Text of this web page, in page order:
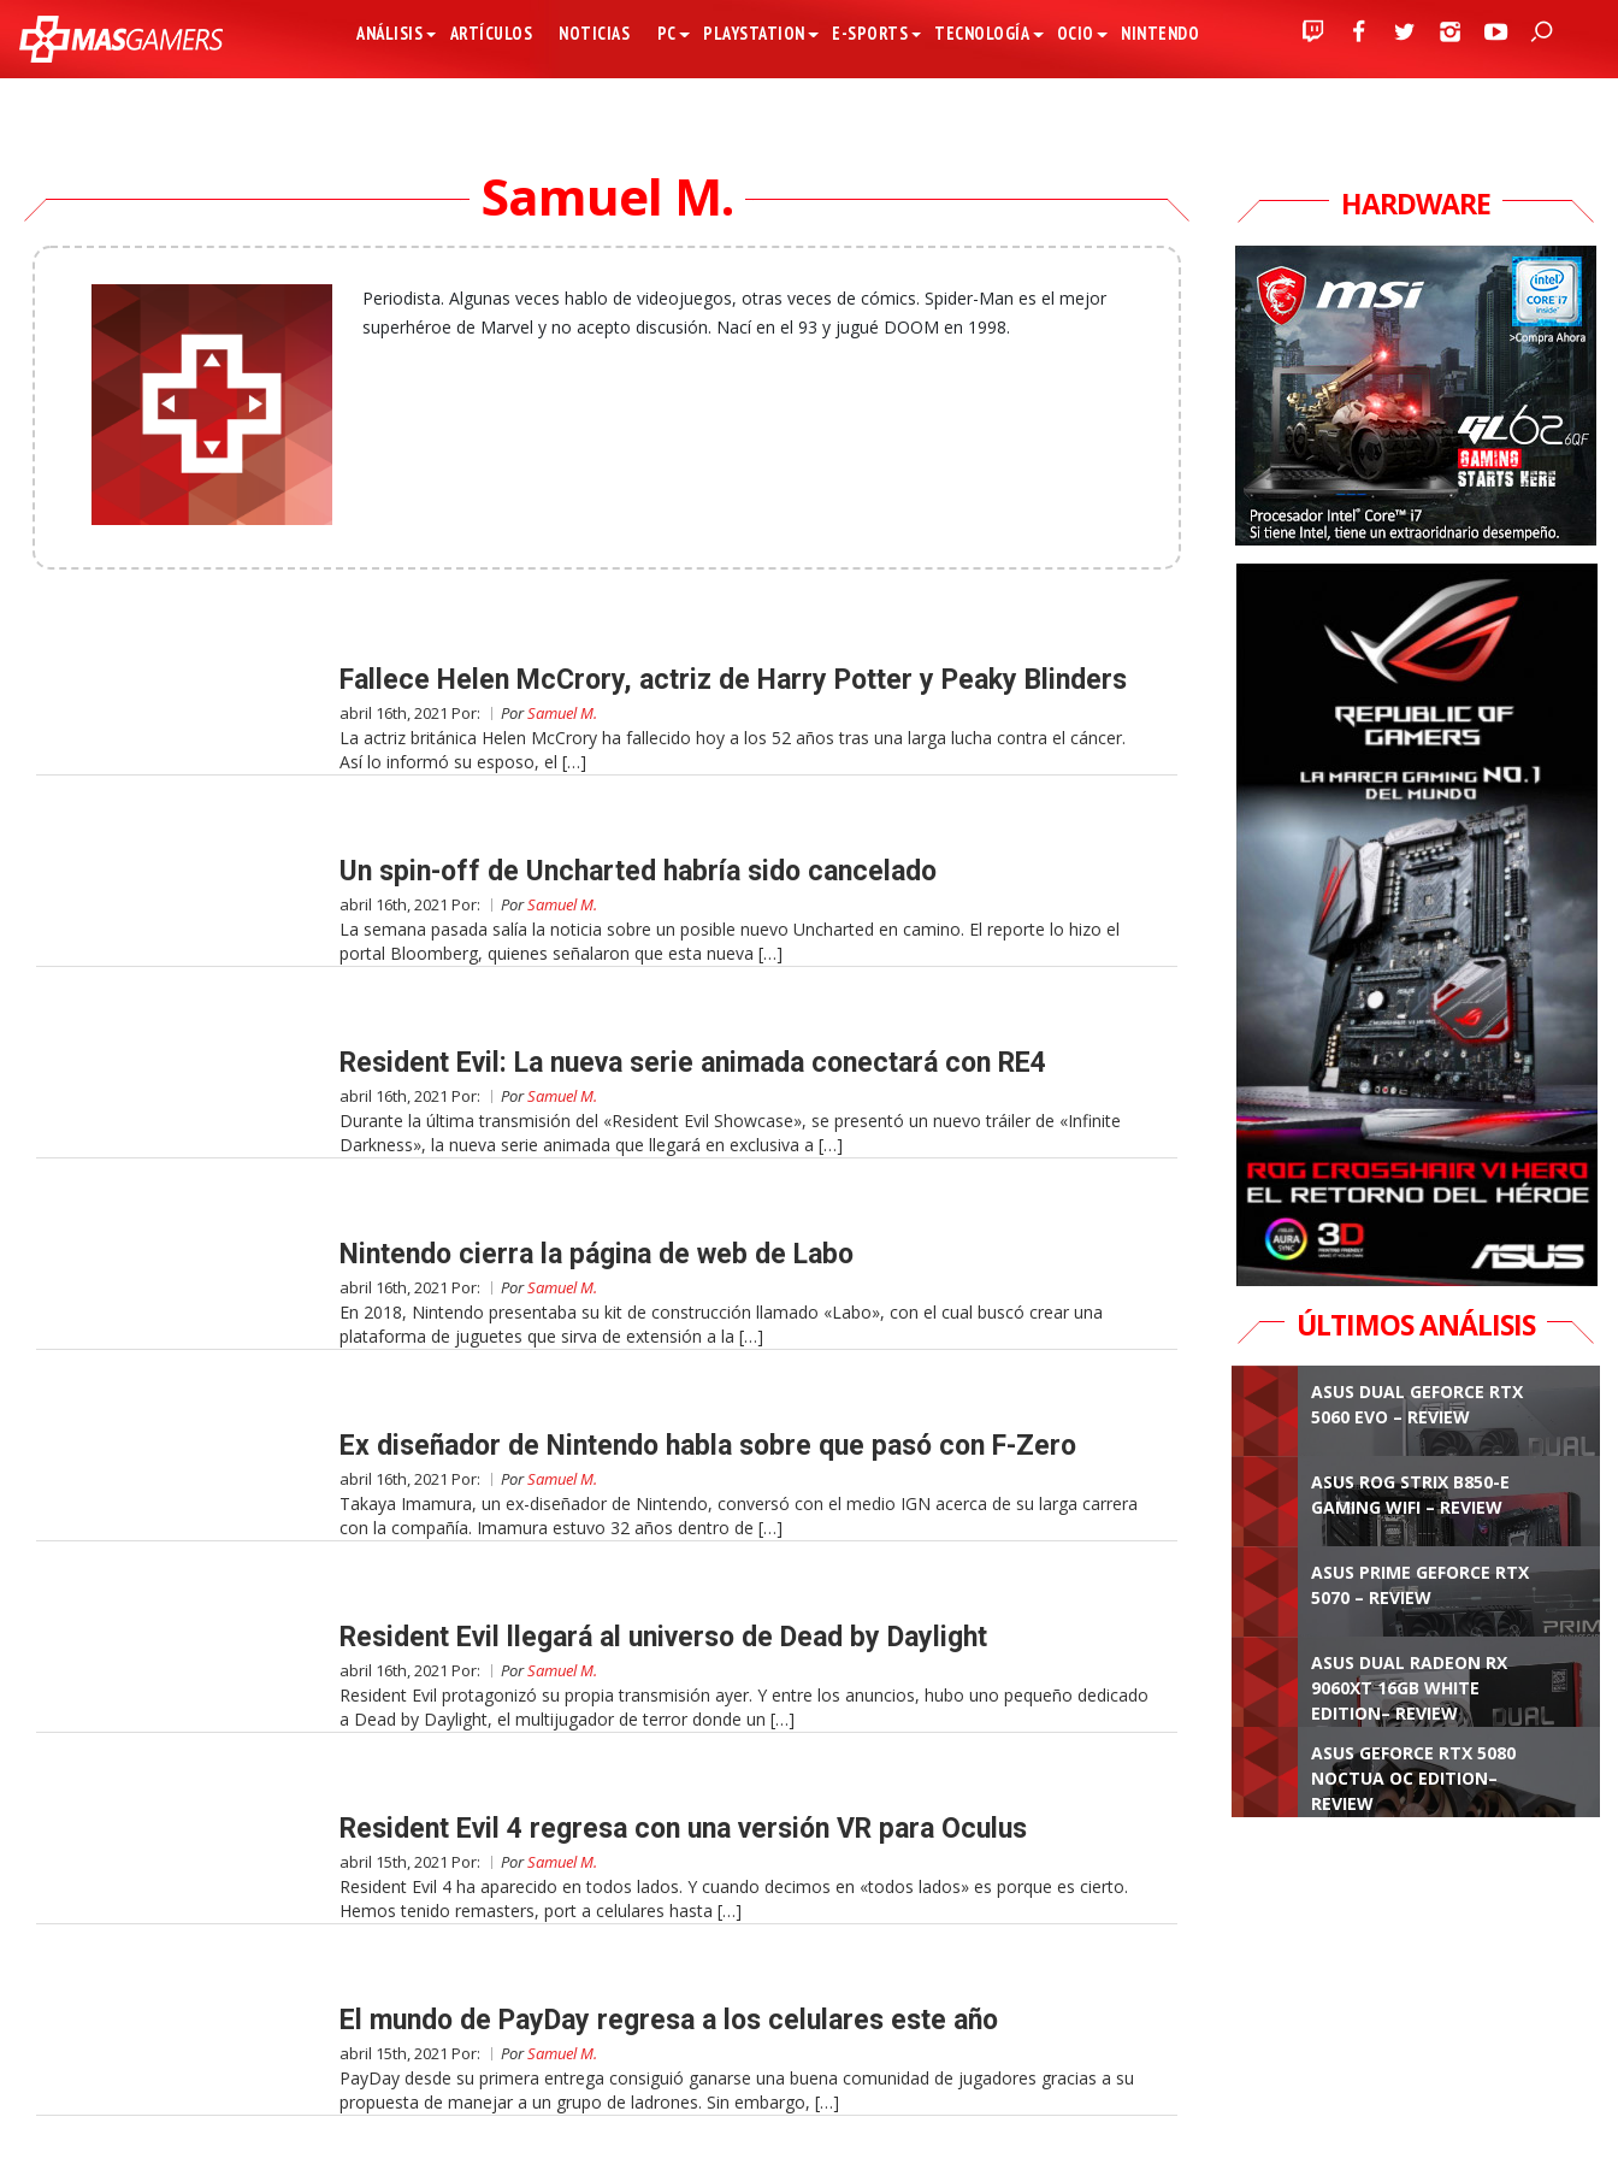
ANÁLISIS ARTÍCULOS NOTICIAS PC PLAYSTATION E-SPORTS TECNOLOGÍA OCIO NINTENDO
Samuel M.
Periodista. Algunas veces hablo de videojuegos, otras veces de cómics. Spider-Man es el mejor
superhéroe de Marvel y no acepto discusión. Nací en el 93 y jugué DOOM en 1998.
Fallece Helen McCrory, actriz de Harry Potter y Peaky Blinders
abril 16th, 2021 Por: PorSamuel M.
La actriz británica Helen McCrory ha fallecido hoy a los 52 años tras una larga lucha contra el cáncer.
Así lo informó su esposo, el […]
Un spin-off de Uncharted habría sido cancelado
abril 16th, 2021 Por: PorSamuel M.
La semana pasada salía la noticia sobre un posible nuevo Uncharted en camino. El reporte lo hizo el
portal Bloomberg, quienes señalaron que esta nueva […]
Resident Evil: La nueva serie animada conectará con RE4
abril 16th, 2021 Por: PorSamuel M.
Durante la última transmisión del «Resident Evil Showcase», se presentó un nuevo tráiler de «Infinite
Darkness», la nueva serie animada que llegará en exclusiva a […]
Nintendo cierra la página de web de Labo
abril 16th, 2021 Por: PorSamuel M.
En 2018, Nintendo presentaba su kit de construcción llamado «Labo», con el cual buscó crear una
plataforma de juguetes que sirva de extensión a la […]
Ex diseñador de Nintendo habla sobre que pasó con F-Zero
abril 16th, 2021 Por: PorSamuel M.
Takaya Imamura, un ex-diseñador de Nintendo, conversó con el medio IGN acerca de su larga carrera
con la compañía. Imamura estuvo 32 años dentro de […]
Resident Evil llegará al universo de Dead by Daylight
abril 16th, 2021 Por: PorSamuel M.
Resident Evil protagonizó su propia transmisión ayer. Y entre los anuncios, hubo uno pequeño dedicado
a Dead by Daylight, el multijugador de terror donde un […]
Resident Evil 4 regresa con una versión VR para Oculus
abril 15th, 2021 Por: PorSamuel M.
Resident Evil 4 ha aparecido en todos lados. Y cuando decimos en «todos lados» es porque es cierto.
Hemos tenido remasters, port a celulares hasta […]
El mundo de PayDay regresa a los celulares este año
abril 15th, 2021 Por: PorSamuel M.
PayDay desde su primera entrega consiguió ganarse una buena comunidad de jugadores gracias a su
propuesta de manejar a un grupo de ladrones. Sin embargo, […]
HARDWARE
ÚLTIMOS ANÁLISIS
ASUS DUAL GEFORCE RTX
5060 EVO – REVIEW
ASUS ROG STRIX B850-E
GAMING WIFI – REVIEW
ASUS PRIME GEFORCE RTX
5070 – REVIEW
ASUS DUAL RADEON RX
9060XT 16GB WHITE
EDITION– REVIEW
ASUS GEFORCE RTX 5080
NOCTUA OC EDITION–
REVIEW